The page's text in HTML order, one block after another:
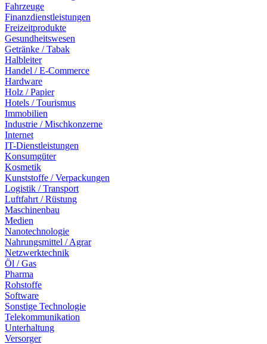
Fahrzeuge
Finanzdienstleistungen
Freizeitprodukte
Gesundheitswesen
Getränke / Tabak
Halbleiter
Handel / E-Commerce
Hardware
Holz / Papier
Hotels / Tourismus
Immobilien
Industrie / Mischkonzerne
Internet
IT-Dienstleistungen
Konsumgüter
Kosmetik
Kunststoffe / Verpackungen
Logistik / Transport
Luftfahrt / Rüstung
Maschinenbau
Medien
Nanotechnologie
Nahrungsmittel / Agrar
Netzwerktechnik
Öl / Gas
Pharma
Rohstoffe
Software
Sonstige Technologie
Telekommunikation
Unterhaltung
Versorger